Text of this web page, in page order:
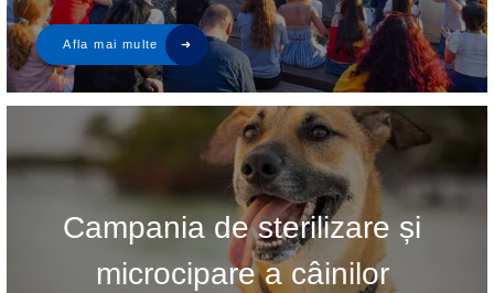
Campania de sterilizare și
microcipare a câinilor